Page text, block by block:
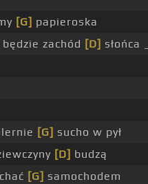
[G] papieroska
zachód [D] słońca
[G] sucho w pył
[D] budzą
[G] samochodem